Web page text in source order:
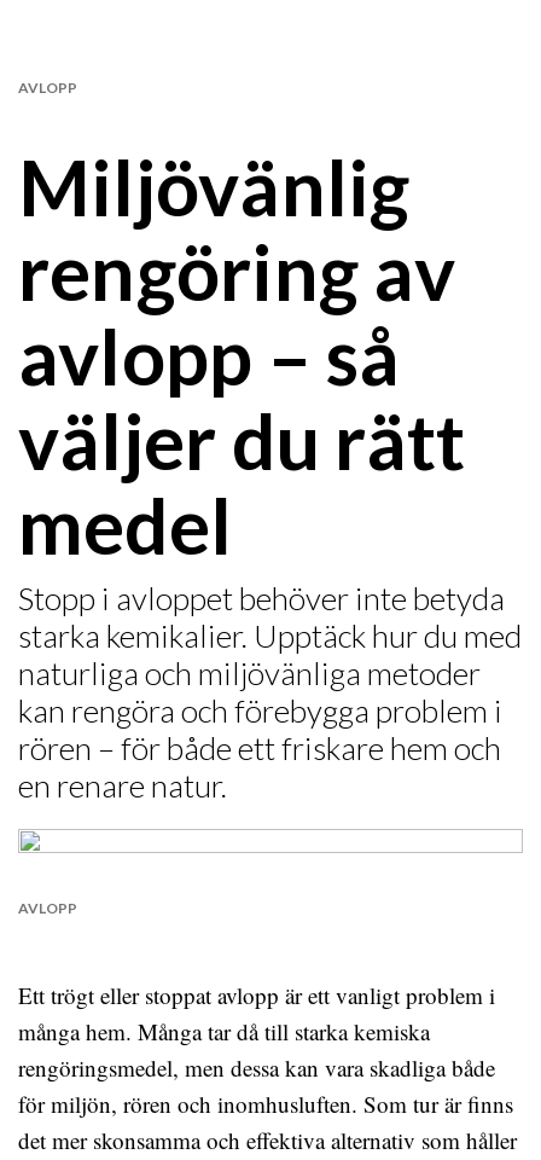
Miljövänlig
rengöring av
avlopp – så
väljer du rätt
medel
AVLOPP
Stopp i avloppet behöver inte betyda
starka kemikalier. Upptäck hur du med
naturliga och miljövänliga metoder
kan rengöra och förebygga problem i
rören – för både ett friskare hem och
en renare natur.
AVLOPP
Ett trögt eller stoppat avlopp är ett vanligt problem i
många hem. Många tar då till starka kemiska
rengöringsmedel, men dessa kan vara skadliga både
för miljön, rören och inomhusluften. Som tur är finns
det mer skonsamma och effektiva alternativ som håller